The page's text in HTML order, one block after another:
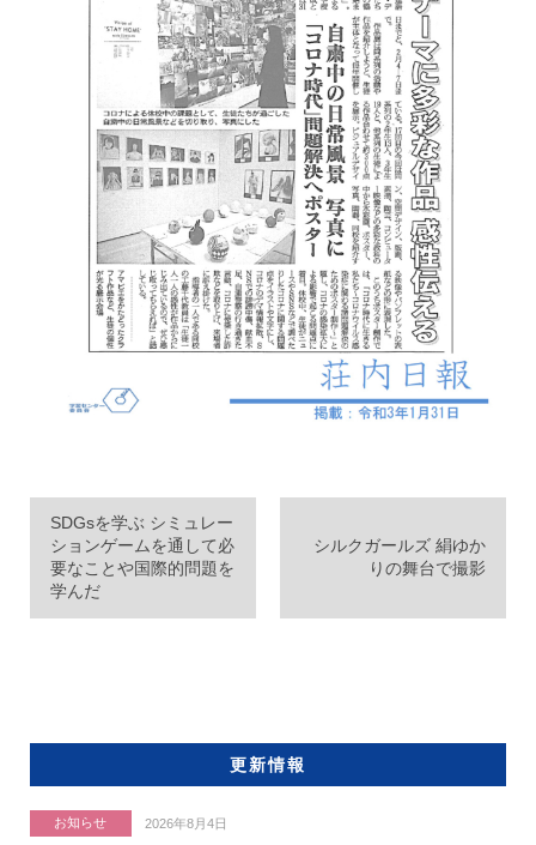
SDGsを学ぶ シミュレー
ションゲームを通して必
要なことや国際的問題を
学んだ
シルクガールズ 絹ゆか
りの舞台で撮影
更新情報
お知らせ 2026年8月4日